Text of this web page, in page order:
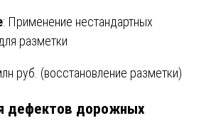
: Применение нестандартных
разметки
руб. (восстановление разметки)
дефектов дорожных